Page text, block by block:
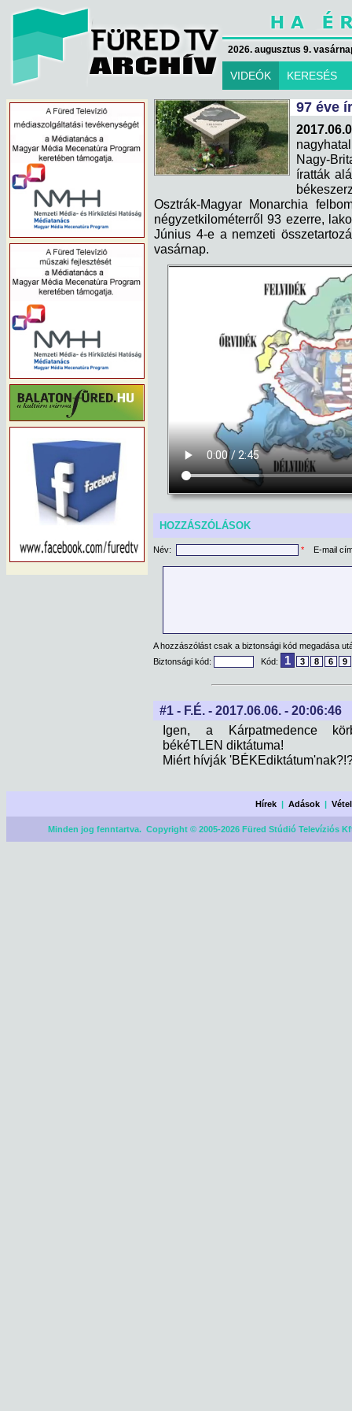
2026. augusztus 9.
VIDEÓK KERESÉS
97 éve
Nagy-
íratták
Osztrák-Magyar Monarchia
négyzetkilométerről 93 ezerre,
Június 4-e a nemzeti
vasárnap.
HOZZÁSZÓLÁSOK
Név: * E-mail
A hozzászólást csak a biztonsági kód megadása
Biztonsági kód:
Kód: 1 3 8 6 9
#1 - F.É. - 2017.06.06. - 20:06:46
Igen, a Kárpatmedence
békéTLEN diktátuma!
Miért hívják
Hírek |Adások |
Minden jog fenntartva. Copyright © 2005-2026 Füred Stúdió Televíziós